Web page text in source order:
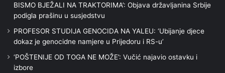
BISMO BJEŽALI NA TRAKTORIMA’: Objava državljanina Srbije
podigla prašinu u susjedstvu
PROFESOR STUDIJA GENOCIDA NA YALEU: ‘Ubijanje djece
dokaz je genocidne namjere u Prijedoru i RS-u’
‘POŠTENIJE OD TOGA NE MOŽE’: Vučić najavio ostavku i
izbore